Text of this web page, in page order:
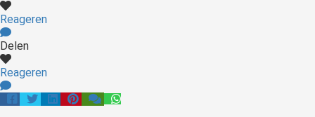
Reageren
Delen
Reageren